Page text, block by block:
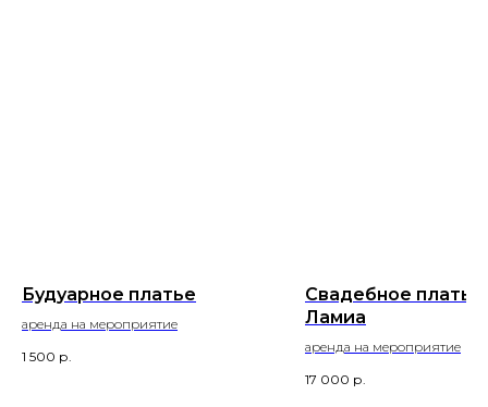
Будуарное платье
аренда на мероприятие
1 500 р.
Свадебное платье
Ламиа
аренда на мероприятие
17 000 р.